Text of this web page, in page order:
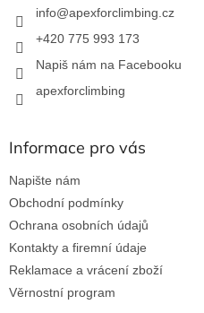
info@apexforclimbing.cz
+420 775 993 173
Napiš nám na Facebooku
apexforclimbing
Informace pro vás
Napište nám
Obchodní podmínky
Ochrana osobních údajů
Kontakty a firemní údaje
Reklamace a vrácení zboží
Věrnostní program